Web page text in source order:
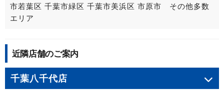
市若葉区 千葉市緑区 千葉市美浜区 市原市 その他多数
エリア
近隣店舗のご案内
千葉八千代店